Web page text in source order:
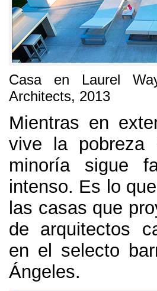
Casa en Laurel
Architects, 2013
Mientras en
vive la pobreza
minoría sigue
intenso. Es lo
las casas que
de arquitectos
en el selecto
Ángeles.